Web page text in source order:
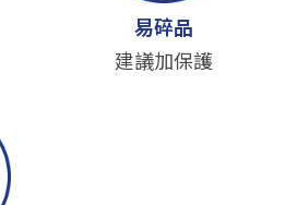
易碎品
建議加保護